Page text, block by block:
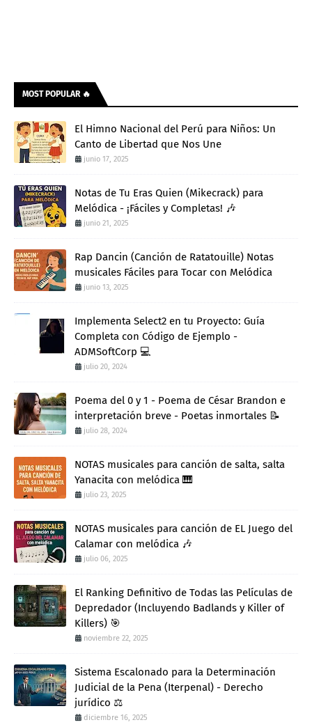
MOST POPULAR 🔥
El Himno Nacional del Perú para Niños: Un
Canto de Libertad que Nos Une
junio 17, 2025
Notas de Tu Eras Quien (Mikecrack) para
Melódica - ¡Fáciles y Completas! 🎶
junio 21, 2025
Rap Dancin (Canción de Ratatouille) Notas
musicales Fáciles para Tocar con Melódica
junio 13, 2025
Implementa Select2 en tu Proyecto: Guía
Completa con Código de Ejemplo -
ADMSoftCorp 💻
julio 20, 2024
Poema del 0 y 1 - Poema de César Brandon e
interpretación breve - Poetas inmortales 📝
julio 28, 2024
NOTAS musicales para canción de salta, salta
Yanacita con melódica 🎹
julio 23, 2025
NOTAS musicales para canción de EL Juego del
Calamar con melódica 🎶
julio 06, 2025
El Ranking Definitivo de Todas las Películas de
Depredador (Incluyendo Badlands y Killer of
Killers) 🎯
noviembre 22, 2025
Sistema Escalonado para la Determinación
Judicial de la Pena (Iterpenal) - Derecho
jurídico ⚖️
diciembre 16, 2025